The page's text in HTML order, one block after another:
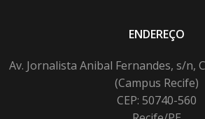
ENDEREÇO
Av. Jornalista Anibal Fernandes, s/n,
(Campus Recife)
CEP: 50740-560